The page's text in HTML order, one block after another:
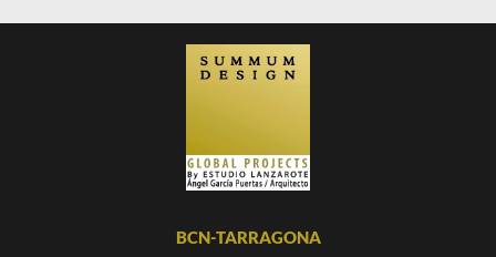
BCN-TARRAGONA